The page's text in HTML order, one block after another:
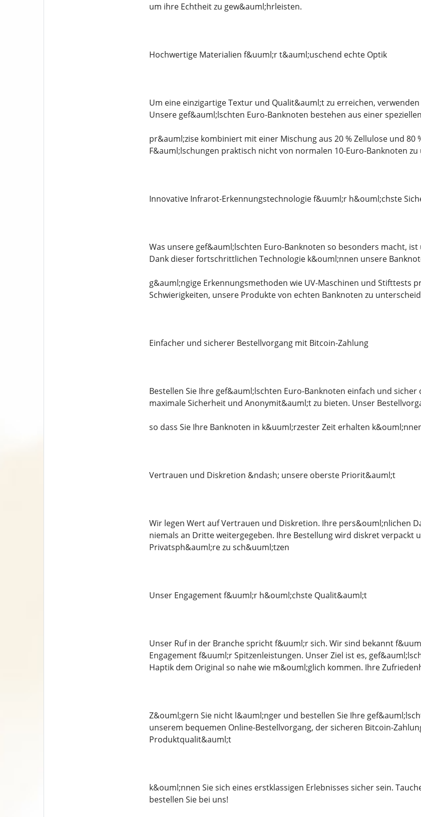
um ihre Echtheit zu gew&auml;hrleisten.
Hochwertige Materialien f&uuml;r t&auml;uschend echte Optik
Um eine einzigartige Textur und Qualit&auml;t zu erreichen,
Unsere gef&auml;lschten Euro-Banknoten bestehen aus einer
pr&auml;zise kombiniert mit einer Mischung aus 20 % Zellulose und
F&auml;lschungen praktisch nicht von normalen 10-Euro-Banknoten
Innovative Infrarot-Erkennungstechnologie f&uuml;r h&ouml;chste
Was unsere gef&auml;lschten Euro-Banknoten so besonders macht,
Dank dieser fortschrittlichen Technologie k&ouml;nnen unsere
g&auml;ngige Erkennungsmethoden wie UV-Maschinen und Stifttests
Schwierigkeiten, unsere Produkte von echten Banknoten zu
Einfacher und sicherer Bestellvorgang mit Bitcoin-Zahlung
Bestellen Sie Ihre gef&auml;lschten Euro-Banknoten einfach und
maximale Sicherheit und Anonymit&auml;t zu bieten. Unser
so dass Sie Ihre Banknoten in k&uuml;rzester Zeit erhalten
Vertrauen und Diskretion &ndash; unsere oberste Priorit&auml;t
Wir legen Wert auf Vertrauen und Diskretion. Ihre pers&ouml;nlichen
niemals an Dritte weitergegeben. Ihre Bestellung wird diskret verpackt
Privatsph&auml;re zu sch&uuml;tzen
Unser Engagement f&uuml;r h&ouml;chste Qualit&auml;t
Unser Ruf in der Branche spricht f&uuml;r sich. Wir sind bekannt
Engagement f&uuml;r Spitzenleistungen. Unser Ziel ist es,
Haptik dem Original so nahe wie m&ouml;glich kommen. Ihre
Z&ouml;gern Sie nicht l&auml;nger und bestellen Sie Ihre
unserem bequemen Online-Bestellvorgang, der sicheren Bitcoin-
Produktqualit&auml;t
k&ouml;nnen Sie sich eines erstklassigen Erlebnisses sicher sein.
bestellen Sie bei uns!